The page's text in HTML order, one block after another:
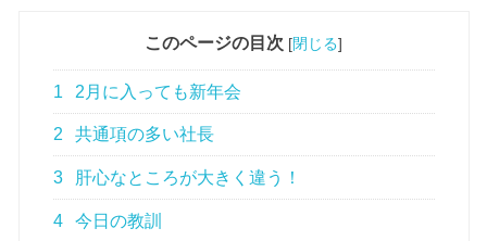
このページの目次 [閉じる]
1 2月に入っても新年会
2 共通項の多い社長
3 肝心なところが大きく違う！
4 今日の教訓